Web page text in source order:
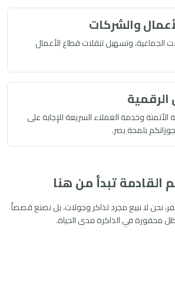
والشركات
الجماعية، وتسهيل تنقلات قطاع الأعمال
الرقمية
وخدمة العملاء السريعة للإجابة على
بلمحة بصر.
القادمة تبدأ من هنا
نحن لا نبيع مجرد تذاكر وجولات، بل نصنع قصصاً
محفورة في الذاكرة مدى الحياة.